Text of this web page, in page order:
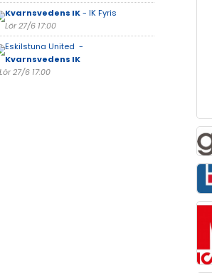
Kvarnsvedens IK- IK Fyris
Lör 27/6 17:00
Eskilstuna United -
Kvarnsvedens IK
Lör 27/6 17:00